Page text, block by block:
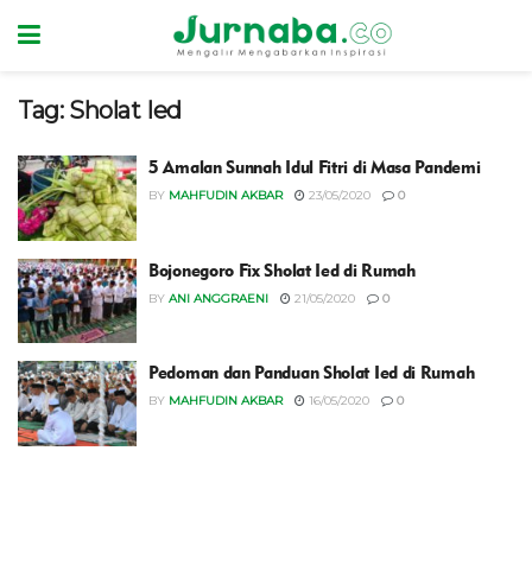
Tag: Sholat Ied
5 Amalan Sunnah Idul Fitri di Masa Pandemi
BY MAHFUDIN AKBAR 23/05/2020 0
Bojonegoro Fix Sholat Ied di Rumah
BY ANI ANGGRAENI 21/05/2020 0
Pedoman dan Panduan Sholat Ied di Rumah
BY MAHFUDIN AKBAR 16/05/2020 0